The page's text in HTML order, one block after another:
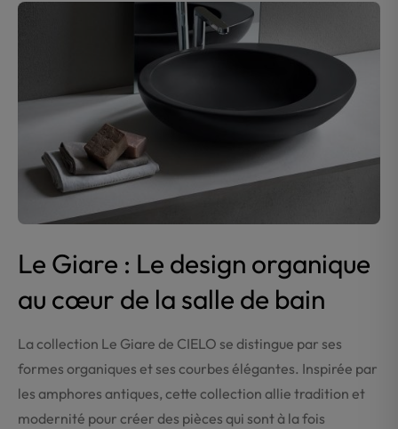
Le Giare : Le design organique
au cœur de la salle de bain
La collection Le Giare de CIELO se distingue par ses
formes organiques et ses courbes élégantes. Inspirée par
les amphores antiques, cette collection allie tradition et
modernité pour créer des pièces qui sont à la fois